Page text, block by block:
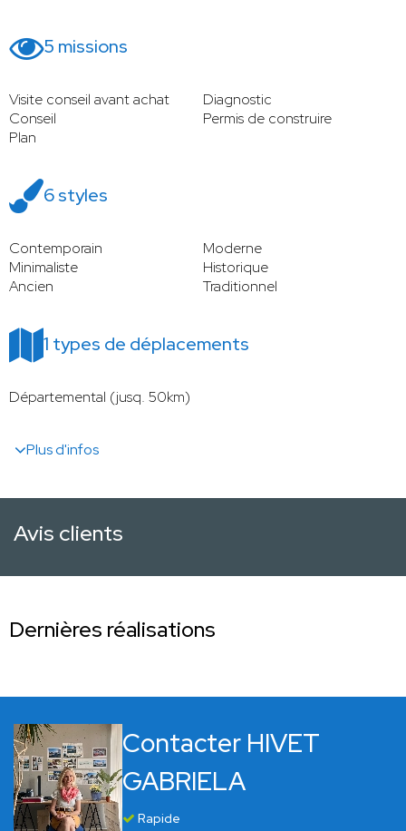
5 missions
Visite conseil avant achat
Diagnostic
Conseil
Permis de construire
Plan
6 styles
Contemporain
Moderne
Minimaliste
Historique
Ancien
Traditionnel
1 types de déplacements
Départemental (jusq. 50km)
Plus d'infos
Avis clients
Dernières réalisations
Contacter HIVET
GABRIELA
Rapide